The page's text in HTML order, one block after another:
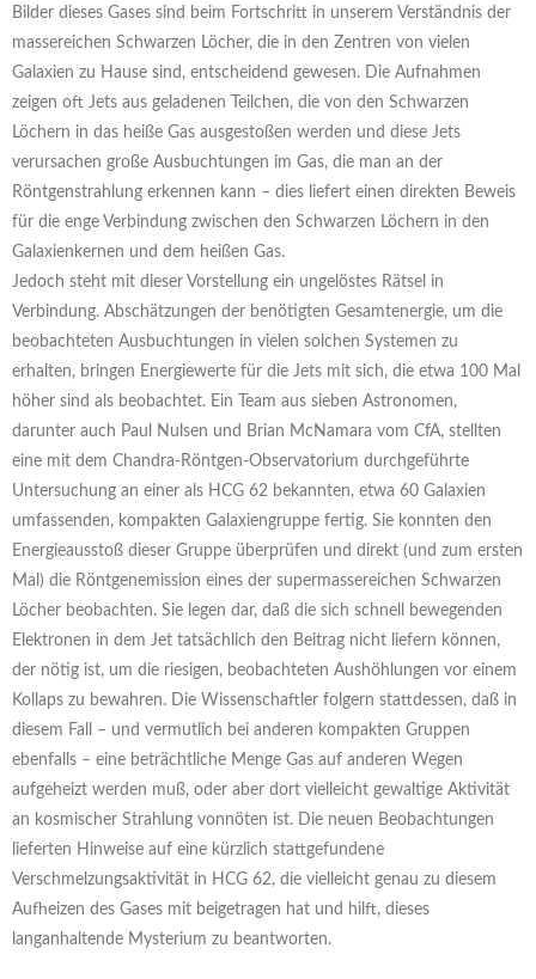
Bilder dieses Gases sind beim Fortschritt in unserem Verständnis der
massereichen Schwarzen Löcher, die in den Zentren von vielen
Galaxien zu Hause sind, entscheidend gewesen. Die Aufnahmen
zeigen oft Jets aus geladenen Teilchen, die von den Schwarzen
Löchern in das heiße Gas ausgestoßen werden und diese Jets
verursachen große Ausbuchtungen im Gas, die man an der
Röntgenstrahlung erkennen kann – dies liefert einen direkten Beweis
für die enge Verbindung zwischen den Schwarzen Löchern in den
Galaxienkernen und dem heißen Gas.
Jedoch steht mit dieser Vorstellung ein ungelöstes Rätsel in
Verbindung. Abschätzungen der benötigten Gesamtenergie, um die
beobachteten Ausbuchtungen in vielen solchen Systemen zu
erhalten, bringen Energiewerte für die Jets mit sich, die etwa 100 Mal
höher sind als beobachtet. Ein Team aus sieben Astronomen,
darunter auch Paul Nulsen und Brian McNamara vom CfA, stellten
eine mit dem Chandra-Röntgen-Observatorium durchgeführte
Untersuchung an einer als HCG 62 bekannten, etwa 60 Galaxien
umfassenden, kompakten Galaxiengruppe fertig. Sie konnten den
Energieausstoß dieser Gruppe überprüfen und direkt (und zum ersten
Mal) die Röntgenemission eines der supermassereichen Schwarzen
Löcher beobachten. Sie legen dar, daß die sich schnell bewegenden
Elektronen in dem Jet tatsächlich den Beitrag nicht liefern können,
der nötig ist, um die riesigen, beobachteten Aushöhlungen vor einem
Kollaps zu bewahren. Die Wissenschaftler folgern stattdessen, daß in
diesem Fall – und vermutlich bei anderen kompakten Gruppen
ebenfalls – eine beträchtliche Menge Gas auf anderen Wegen
aufgeheizt werden muß, oder aber dort vielleicht gewaltige Aktivität
an kosmischer Strahlung vonnöten ist. Die neuen Beobachtungen
lieferten Hinweise auf eine kürzlich stattgefundene
Verschmelzungsaktivität in HCG 62, die vielleicht genau zu diesem
Aufheizen des Gases mit beigetragen hat und hilft, dieses
langanhaltende Mysterium zu beantworten.